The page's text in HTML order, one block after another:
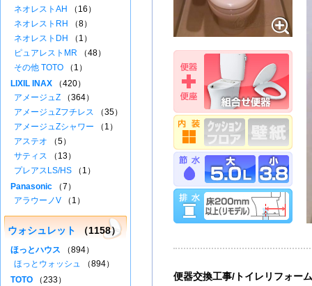
便器交換工事/トイレリフォーム
ネオレストAH
（16）
ネオレストRH
（8）
ネオレストDH
（1）
ピュアレストMR （48）
その他 TOTO （1）
LIXIL INAX （420）
アメージュZ （364）
アメージュZフチレス （35）
アメージュZシャワー （1）
アステオ （5）
サティス （13）
プレアスLS/HS （1）
Panasonic （7）
アラウーノV （1）
ウォシュレット （1158）
ほっとハウス （894）
ほっとウォッシュ （894）
TOTO （233）